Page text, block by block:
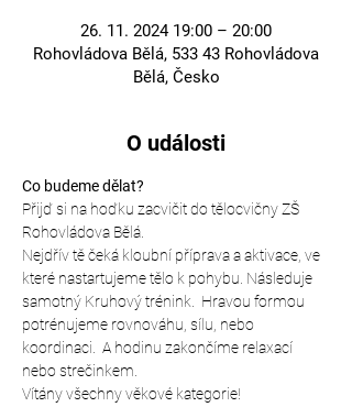
26. 11. 2024 19:00 – 20:00
Rohovládova Bělá, 533 43 Rohovládova
Bělá, Česko
O události
Co budeme dělat?
Přijď si na hoďku zacvičit do tělocvičny ZŠ
Rohovládova Bělá.
Nejdřív tě čeká kloubní příprava a aktivace, ve
které nastartujeme tělo k pohybu. Následuje
samotný Kruhový trénink.  Hravou formou
potrénujeme rovnováhu, sílu, nebo
koordinaci.  A hodinu zakončíme relaxací
nebo strečinkem.
Vítány všechny věkové kategorie!